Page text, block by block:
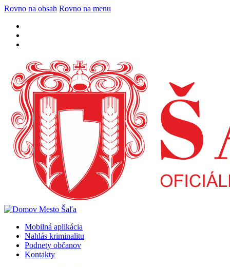
Rovno na obsah Rovno na menu
Mobilná aplikácia
Nahlás kriminalitu
Podnety občanov
Kontakty